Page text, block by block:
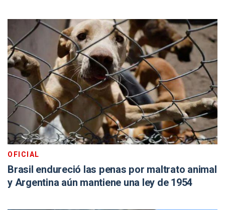
OFICIAL
Brasil endureció las penas por maltrato animal
y Argentina aún mantiene una ley de 1954